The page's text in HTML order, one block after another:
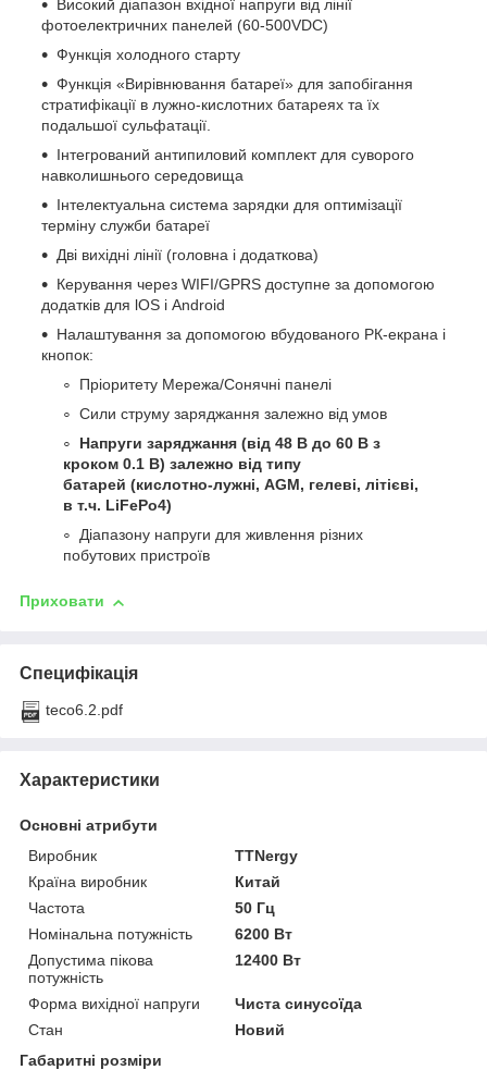
Високий діапазон вхідної напруги від лінії
фотоелектричних панелей (60-500VDC)
Функція холодного старту
Функція «Вирівнювання батареї» для запобігання
стратифікації в лужно-кислотних батареях та їх
подальшої сульфатації.
Інтегрований антипиловий комплект для суворого
навколишнього середовища
Інтелектуальна система зарядки для оптимізації
терміну служби батареї
Дві вихідні лінії (головна і додаткова)
Керування через WIFI/GPRS доступне за допомогою
додатків для lOS і Android
Налаштування за допомогою вбудованого РК-екрана і
кнопок:
Пріоритету Мережа/Сонячні панелі
Сили струму заряджання залежно від умов
Напруги заряджання (від 48 В до 60 В з
кроком 0.1 В) залежно від типу
батарей (кислотно-лужні, AGM, гелеві, літієві,
в т.ч. LiFePo4)
Діапазону напруги для живлення різних
побутових пристроїв
Приховати
Специфікація
teco6.2.pdf
Характеристики
Основні атрибути
Виробник
TTNergy
Країна виробник
Китай
Частота
50 Гц
Номінальна потужність
6200 Вт
Допустима пікова
потужність
12400 Вт
Форма вихідної напруги
Чиста синусоїда
Стан
Новий
Габаритні розміри